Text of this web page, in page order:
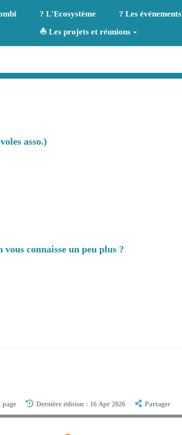
? L'Ecosystème ? Les événements
⛵ Les projets et réunions
asso.)
connaisse un peu plus ?
Dernière édition : 16 Apr 2026 Partager